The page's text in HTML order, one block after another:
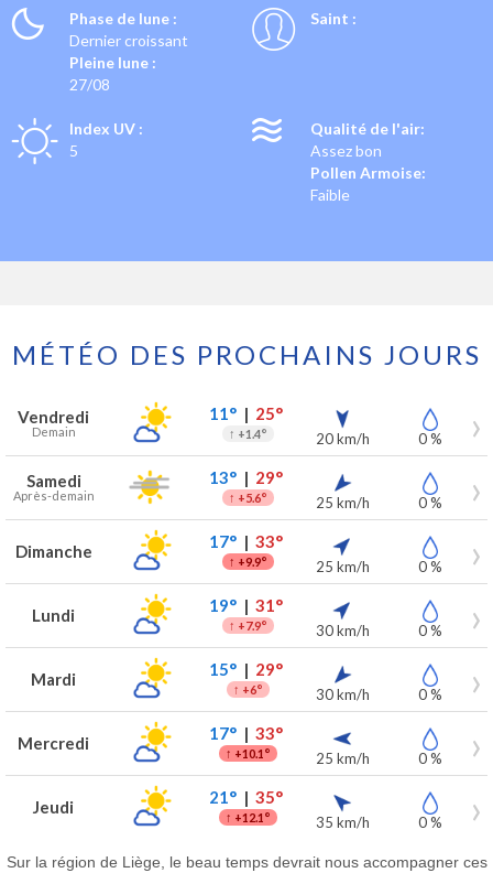
Phase de lune :
Dernier croissant
Pleine lune :
27/08
Saint :
Index UV :
5
Qualité de l'air:
Assez bon
Pollen Armoise:
Faible
MÉTÉO DES PROCHAINS JOURS
Prévisions météo à Liège pour les 7 prochains jours
Jour Météo Températures Vent Précipitations
Vendredi
Demain
11°| 25°
↑ +1.4° 20 km/h 0 %
Samedi
Après-demain
13°| 29°
↑ +5.6° 25 km/h 0 %
Dimanche 17°| 33°
↑ +9.9° 25 km/h 0 %
Lundi 19°| 31°
↑ +7.9° 30 km/h 0 %
Mardi 15°| 29°
↑ +6° 30 km/h 0 %
Mercredi 17°| 33°
↑ +10.1° 25 km/h 0 %
Jeudi 21°| 35°
↑ +12.1° 35 km/h 0 %
Sur la région de Liège, le beau temps devrait nous accompagner ces